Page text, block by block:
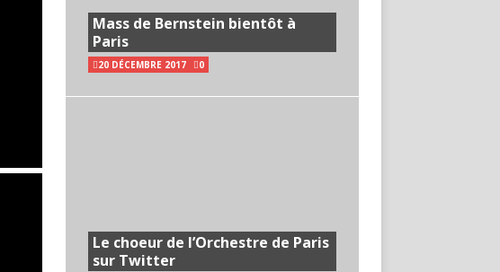
Mass de Bernstein bientôt à
Paris
20 DÉCEMBRE 2017 0
Le choeur de l’Orchestre de Paris
sur Twitter